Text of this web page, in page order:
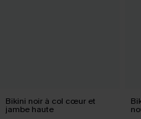
Bikini noir à col cœur et
jambe haute